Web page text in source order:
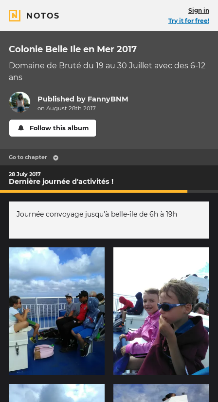
NOTOS
Sign in
Try it for free!
Colonie Belle Ile en Mer 2017
Domaine de Bruté du 19 au 30 Juillet avec des 6-12
ans
Published by FannyBNM
on August 28th 2017
Follow this album
Go to chapter
28 July 2017
Dernière journée d'activités !
Journée convoyage jusqu'à belle-île de 6h à 19h